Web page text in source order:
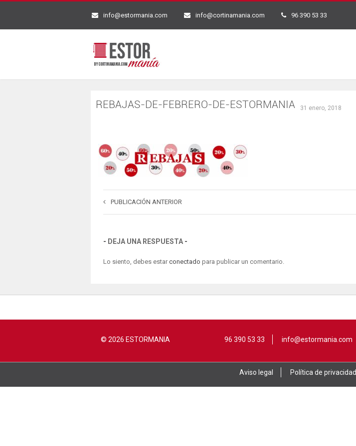
info@estormania.com info@cortinamania.com 96 390 53 33
REBAJAS-DE-FEBRERO-DE-ESTORMANIA 31 enero, 2018
PUBLICACIÓN ANTERIOR
DEJA UNA RESPUESTA
Lo siento, debes estar conectado para publicar un comentario.
© 2026 ESTORMANIA 96 390 53 33 info@estormania.com
Aviso legal Política de privacidad